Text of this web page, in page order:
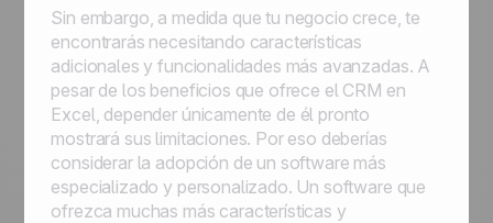
Sin embargo, a medida que tu negocio crece, te
encontrarás necesitando características
adicionales y funcionalidades más avanzadas. A
pesar de los beneficios que ofrece el CRM en
Excel, depender únicamente de él pronto
mostrará sus limitaciones. Por eso deberías
considerar la adopción de un software más
especializado y personalizado. Un software que
ofrezca muchas más características y